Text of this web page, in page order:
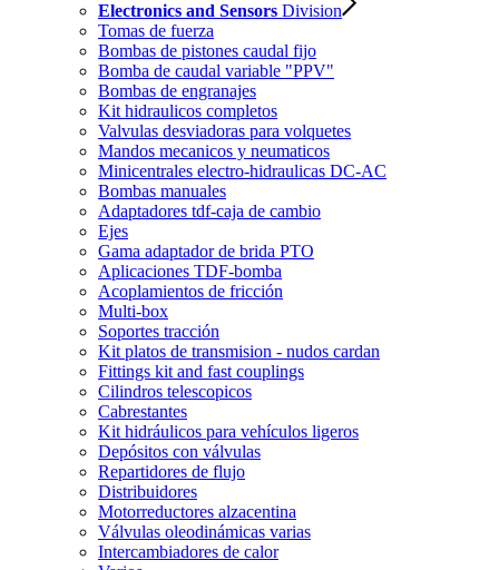
Electronics and Sensors Division
Tomas de fuerza
Bombas de pistones caudal fijo
Bomba de caudal variable "PPV"
Bombas de engranajes
Kit hidraulicos completos
Valvulas desviadoras para volquetes
Mandos mecanicos y neumaticos
Minicentrales electro-hidraulicas DC-AC
Bombas manuales
Adaptadores tdf-caja de cambio
Ejes
Gama adaptador de brida PTO
Aplicaciones TDF-bomba
Acoplamientos de fricción
Multi-box
Soportes tracción
Kit platos de transmision - nudos cardan
Fittings kit and fast couplings
Cilindros telescopicos
Cabrestantes
Kit hidráulicos para vehículos ligeros
Depósitos con válvulas
Repartidores de flujo
Distribuidores
Motorreductores alzacentina
Válvulas oleodinámicas varias
Intercambiadores de calor